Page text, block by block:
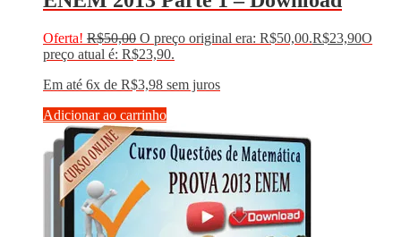
Oferta! R$50,00 O preço original era: R$50,00.R$23,90O
preço atual é: R$23,90.
Em até 6x de R$3,98 sem juros
Adicionar ao carrinho